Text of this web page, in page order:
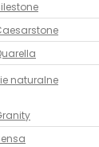
naturalne